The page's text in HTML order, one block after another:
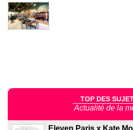
TOP DES
Actualité de la